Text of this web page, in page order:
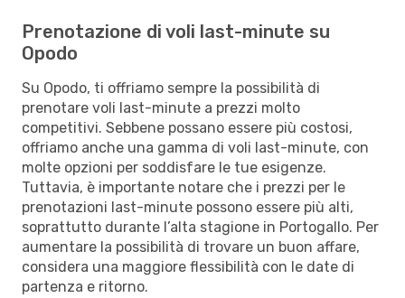
Prenotazione di voli last-minute su
Opodo
Su Opodo, ti offriamo sempre la possibilità di
prenotare voli last-minute a prezzi molto
competitivi. Sebbene possano essere più costosi,
offriamo anche una gamma di voli last-minute, con
molte opzioni per soddisfare le tue esigenze.
Tuttavia, è importante notare che i prezzi per le
prenotazioni last-minute possono essere più alti,
soprattutto durante l’alta stagione in Portogallo. Per
aumentare la possibilità di trovare un buon affare,
considera una maggiore flessibilità con le date di
partenza e ritorno.